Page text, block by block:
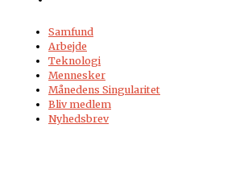
Samfund
Arbejde
Teknologi
Mennesker
Månedens Singularitet
Bliv medlem
Nyhedsbrev